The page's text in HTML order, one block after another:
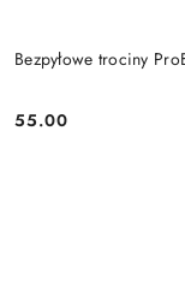
Bezpyłowe trociny
Cena:
55.00